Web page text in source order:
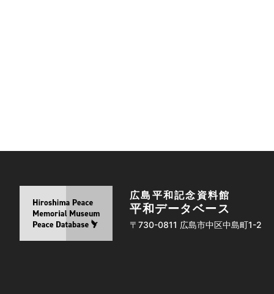
広島平和記念資料館
平和データベース
〒730-0811 広島市中区中島町1-2